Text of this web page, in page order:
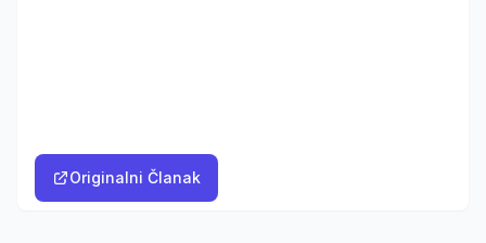
Originalni Članak